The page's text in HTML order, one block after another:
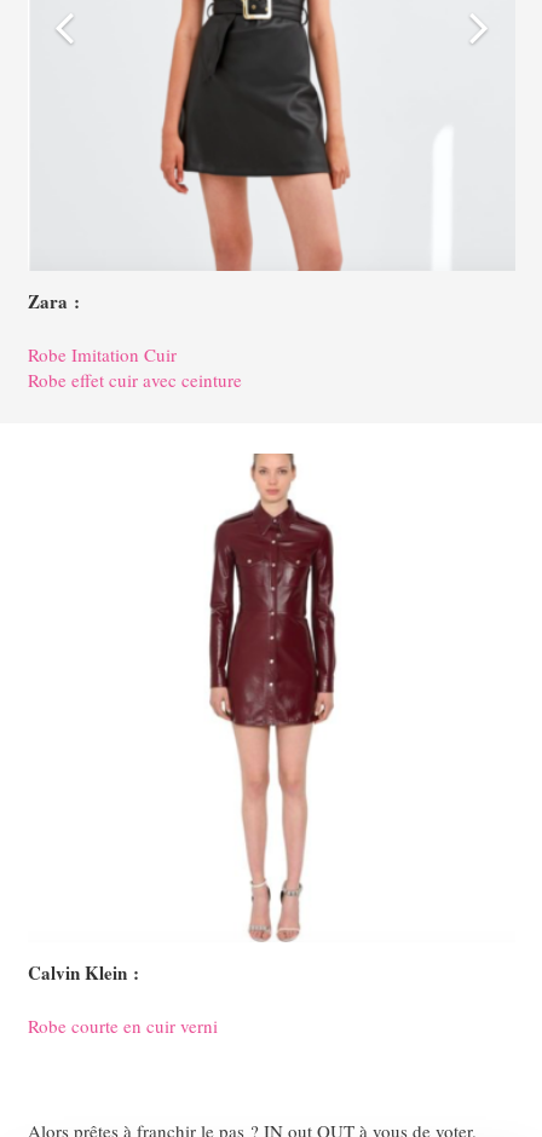
Zara :
Robe Imitation Cuir
Robe effet cuir avec ceinture
Calvin Klein :
Robe courte en cuir verni
Alors prêtes à franchir le pas ? IN out OUT à vous de voter.